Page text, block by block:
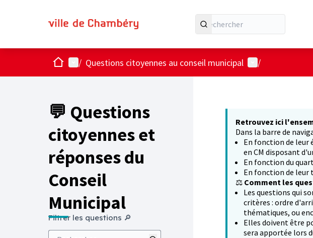
AccueilMenu principal
/ Questions citoyennes au conseil municipal Menu utilisateur
/
💬 Questions
citoyennes et
réponses du
Conseil
Municipal
Filtrer les questions 🔎
Retrouvez ici
Dans la barre de
En fonction de leur
en CM disposant
En fonction du
En fonction de leur
⚖️ Comment les
Les questions qui
critères : ordre
thématiques, ou
Elles doivent être
sera apportée lors